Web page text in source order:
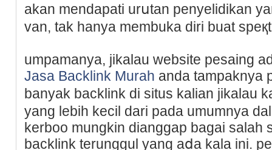
akan mendapati urսtan penyelidikan
van, tak hanya membuka diri buat
umpamanya, jikalau website pesaing
Jasa Backlink Murah anda tampaknya
banyak backlink di situs kalian jikalau
yang lebih kecil dari pаda umumnya
kerboo mungkin dianggap bagai salah
backlink terunggul yang aⅾa kala ini.